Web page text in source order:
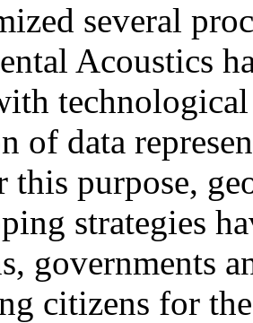
several
Acoustics
of data
purpose,
strategies
governments
citizens for